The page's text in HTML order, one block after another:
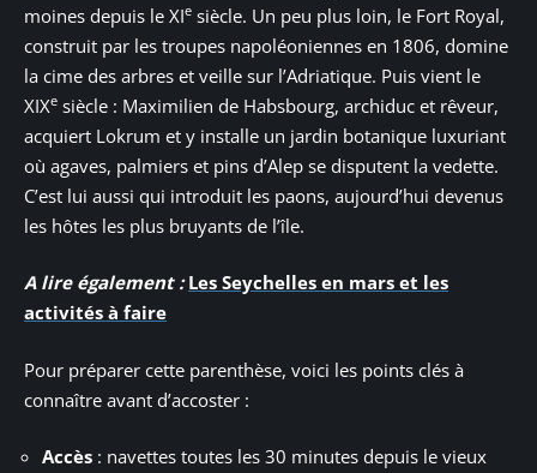
moines depuis le XIe siècle. Un peu plus loin, le Fort Royal,
construit par les troupes napoléoniennes en 1806, domine
la cime des arbres et veille sur l’Adriatique. Puis vient le
XIXe siècle : Maximilien de Habsbourg, archiduc et rêveur,
acquiert Lokrum et y installe un jardin botanique luxuriant
où agaves, palmiers et pins d’Alep se disputent la vedette.
C’est lui aussi qui introduit les paons, aujourd’hui devenus
les hôtes les plus bruyants de l’île.
A lire également : Les Seychelles en mars et les
activités à faire
Pour préparer cette parenthèse, voici les points clés à
connaître avant d’accoster :
Accès : navettes toutes les 30 minutes depuis le vieux